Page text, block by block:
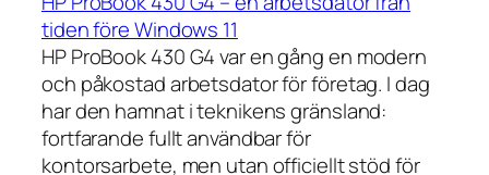
tiden före Windows 11
HP ProBook 430 G4 var en gång en modern
och påkostad arbetsdator för företag. I dag
har den hamnat i teknikens gränsland:
fortfarande fullt användbar för
kontorsarbete, men utan officiellt stöd för